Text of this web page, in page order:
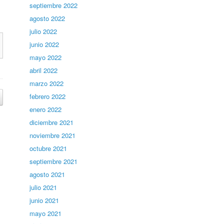
septiembre 2022
agosto 2022
julio 2022
junio 2022
mayo 2022
abril 2022
marzo 2022
febrero 2022
enero 2022
diciembre 2021
noviembre 2021
octubre 2021
septiembre 2021
agosto 2021
julio 2021
junio 2021
mayo 2021